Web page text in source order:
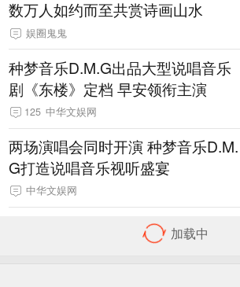
数万人如约而至共赏诗画山水
娱圈鬼鬼
种梦音乐D.M.G出品大型说唱音乐
剧《东楼》定档 早安领衔主演
125 中华文娱网
两场演唱会同时开演 种梦音乐D.M.
G打造说唱音乐视听盛宴
中华文娱网